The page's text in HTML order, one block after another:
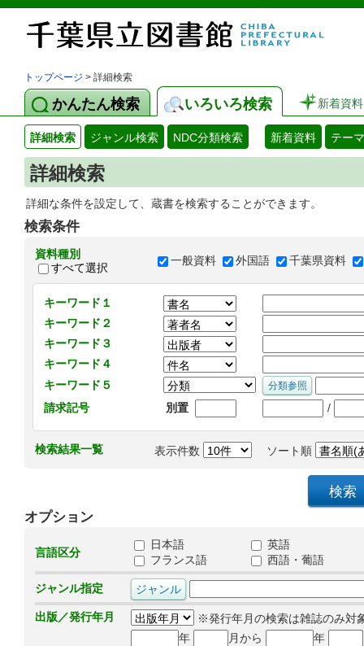
トップページ > 詳細検索
かんたん検索 いろいろ検索 新着資料
詳細検索 ジャンル検索 NDC分類検索 新着資料 テー
詳細検索
詳細な条件を設定して、蔵書を検索することができます。
検索条件
資料種別
すべて選択
一般資料 外国語 千葉県資料
キーワード１
キーワード２
キーワード３
キーワード４
キーワード５
請求記号
別置 /
検索結果一覧 表示件数 ソート順
オプション
言語区分
日本語
英語
フランス語
西語・葡語
ジャンル指定
出版／発行年月
※発行年月の検索は雑誌のみ対
年
月から 年